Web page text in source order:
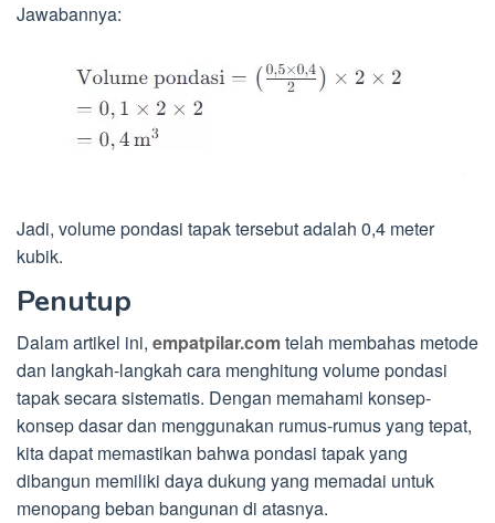
Jawabannya:
Jadi, volume pondasi tapak tersebut adalah 0,4 meter
kubik.
Penutup
Dalam artikel ini, empatpilar.comtelah membahas metode
dan langkah-langkah cara menghitung volume pondasi
tapak secara sistematis. Dengan memahami konsep-
konsep dasar dan menggunakan rumus-rumus yang tepat,
kita dapat memastikan bahwa pondasi tapak yang
dibangun memiliki daya dukung yang memadai untuk
menopang beban bangunan di atasnya.